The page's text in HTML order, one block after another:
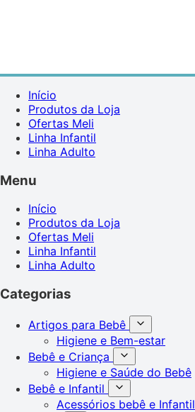
Início
Produtos da Loja
Ofertas Meli
Linha Infantil
Linha Adulto
Menu
Início
Produtos da Loja
Ofertas Meli
Linha Infantil
Linha Adulto
Categorias
Artigos para Bebê
Higiene e Bem-estar
Bebê e Criança
Higiene e Saúde do Bebê
Bebê e Infantil
Acessórios bebê e Infantil